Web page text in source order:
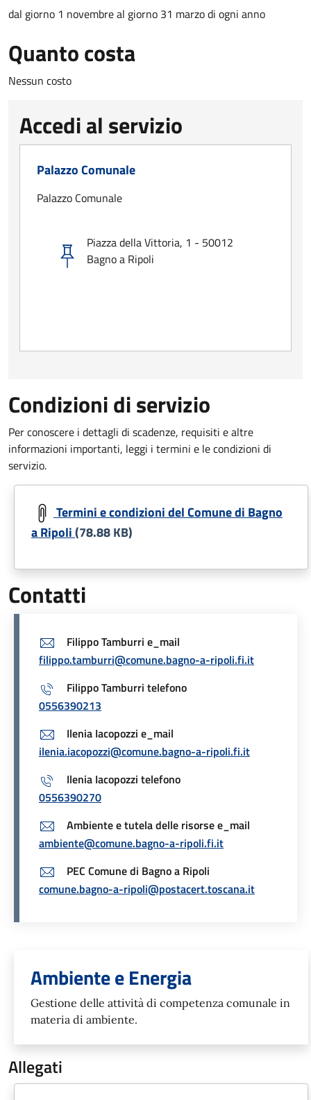
dal giorno 1 novembre al giorno 31 marzo di ogni anno
Quanto costa
Nessun costo
Accedi al servizio
Palazzo Comunale
Palazzo Comunale
Piazza della Vittoria, 1 - 50012
Bagno a Ripoli
Condizioni di servizio
Per conoscere i dettagli di scadenze, requisiti e altre
informazioni importanti, leggi i termini e le condizioni di
servizio.
Document
Termini e condizioni del Comune di Bagno
a Ripoli(78.88 KB)
Contatti
Filippo Tamburri e_mail
filippo.tamburri@comune.bagno-a-ripoli.fi.it
Filippo Tamburri telefono
0556390213
Ilenia Iacopozzi e_mail
ilenia.iacopozzi@comune.bagno-a-ripoli.fi.it
Ilenia Iacopozzi telefono
0556390270
Ambiente e tutela delle risorse e_mail
ambiente@comune.bagno-a-ripoli.fi.it
PEC Comune di Bagno a Ripoli
comune.bagno-a-ripoli@postacert.toscana.it
Unità organizzativa
Ambiente e Energia
Gestione delle attività di competenza comunale in
materia di ambiente.
Allegati
Document